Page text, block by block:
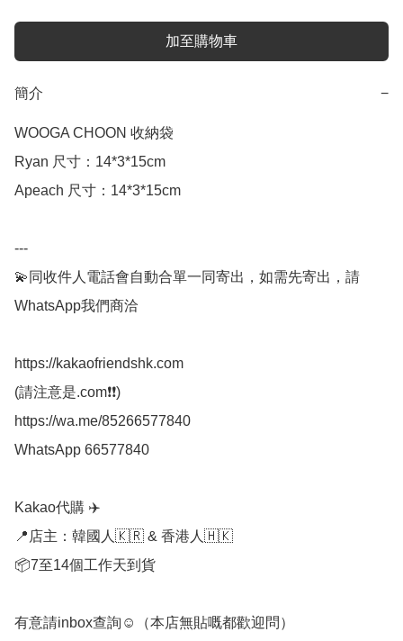
加至購物車
簡介 −
WOOGA CHOON 收納袋
Ryan 尺寸：14*3*15cm
Apeach 尺寸：14*3*15cm
---
💫同收件人電話會自動合單一同寄出，如需先寄出，請
WhatsApp我們商洽
https://kakaofriendshk.com
(請注意是.com❗❗)
https://wa.me/85266577840
WhatsApp 66577840
Kakao代購 ✈️
📍店主：韓國人🇰🇷 & 香港人🇭🇰
📦7至14個工作天到貨
有意請inbox查詢☺️（本店無貼嘅都歡迎問）